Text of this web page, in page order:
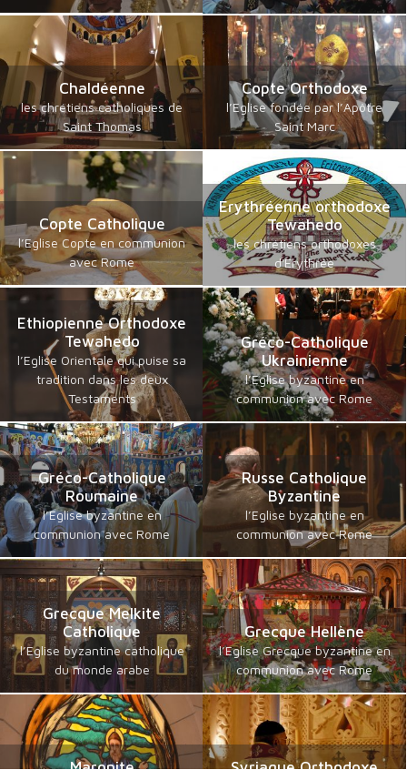
Chaldéenne
les chrétiens catholiques de
Saint Thomas
Copte Orthodoxe
l’Eglise fondée par l’Apôtre
Saint Marc
Copte Catholique
l’Eglise Copte en communion
avec Rome
Erythréenne orthodoxe
Tewahedo
les chrétiens orthodoxes
d'Erythrée
Ethiopienne Orthodoxe
Tewahedo
l’Eglise Orientale qui puise sa
tradition dans les deux
Testaments
Gréco-Catholique
Ukrainienne
l’Eglise byzantine en
communion avec Rome
Gréco-Catholique
Roumaine
l’Eglise byzantine en
communion avec Rome
Russe Catholique
Byzantine
l’Eglise byzantine en
communion avec Rome
Grecque Melkite
Catholique
l’Eglise byzantine catholique
du monde arabe
Grecque Hellène
l’Eglise Grecque byzantine en
communion avec Rome
Maronite Syriaque Orthodoxe